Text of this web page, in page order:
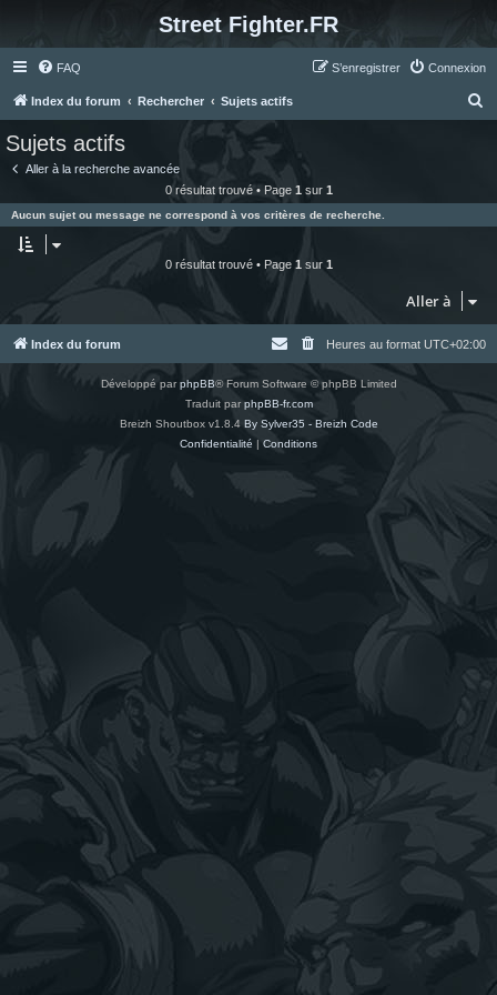
Street Fighter.FR
FAQ Connexion
S’enregistrer
Index du forum Rechercher Sujets actifs
e
r
Sujets actifs
Aller à la recherche avancée
0 résultat trouvé • Page 1 sur 1
Aucun sujet ou message ne correspond à vos critères de recherche.
0 résultat trouvé • Page 1 sur 1
Aller à
Index du forum Heures au format UTC+02:00
Développé parphpBB® Forum Software © phpBB Limited
Traduit parphpBB-fr.com
Breizh Shoutbox v1.8.4 By Sylver35 - Breizh Code
Confidentialité | Conditions